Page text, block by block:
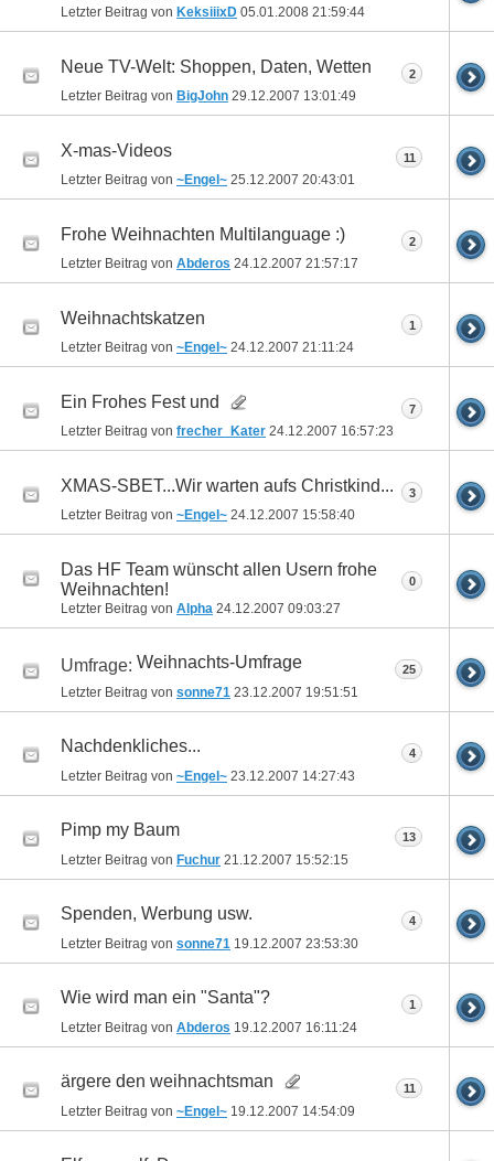
Letzter Beitrag von KeksiiixD 05.01.2008 21:59:44
Neue TV-Welt: Shoppen, Daten, Wetten
Letzter Beitrag von BigJohn 29.12.2007 13:01:49
2
X-mas-Videos
Letzter Beitrag von ~Engel~ 25.12.2007 20:43:01
11
Frohe Weihnachten Multilanguage :)
Letzter Beitrag von Abderos 24.12.2007 21:57:17
2
Weihnachtskatzen
Letzter Beitrag von ~Engel~ 24.12.2007 21:11:24
1
Ein Frohes Fest und
Letzter Beitrag von frecher_Kater 24.12.2007 16:57:23
7
XMAS-SBET...Wir warten aufs Christkind...
Letzter Beitrag von ~Engel~ 24.12.2007 15:58:40
3
Das HF Team wünscht allen Usern frohe
Weihnachten!
Letzter Beitrag von Alpha 24.12.2007 09:03:27
0
Umfrage: Weihnachts-Umfrage
Letzter Beitrag von sonne71 23.12.2007 19:51:51
25
Nachdenkliches...
Letzter Beitrag von ~Engel~ 23.12.2007 14:27:43
4
Pimp my Baum
Letzter Beitrag von Fuchur 21.12.2007 15:52:15
13
Spenden, Werbung usw.
Letzter Beitrag von sonne71 19.12.2007 23:53:30
4
Wie wird man ein "Santa"?
Letzter Beitrag von Abderos 19.12.2007 16:11:24
1
ärgere den weihnachtsman
Letzter Beitrag von ~Engel~ 19.12.2007 14:54:09
11